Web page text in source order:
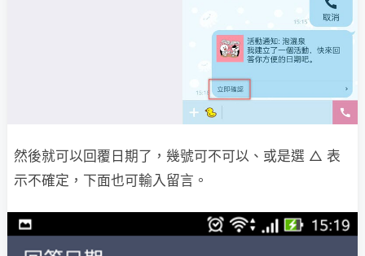
然後就可以回覆日期了，幾號可不可以、或是選 △ 表
示不確定，下面也可輸入留言。